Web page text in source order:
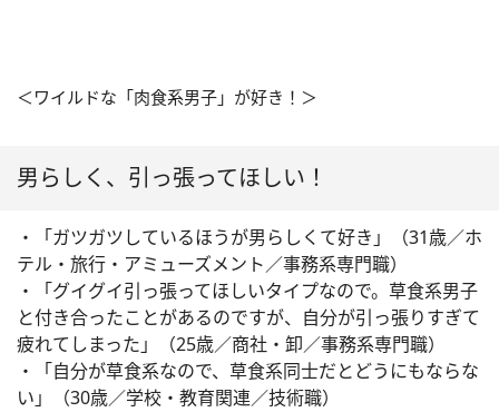
＜ワイルドな「肉食系男子」が好き！＞
男らしく、引っ張ってほしい！
・「ガツガツしているほうが男らしくて好き」（31歳／ホ
テル・旅行・アミューズメント／事務系専門職）
・「グイグイ引っ張ってほしいタイプなので。草食系男子
と付き合ったことがあるのですが、自分が引っ張りすぎて
疲れてしまった」（25歳／商社・卸／事務系専門職）
・「自分が草食系なので、草食系同士だとどうにもならな
い」（30歳／学校・教育関連／技術職）